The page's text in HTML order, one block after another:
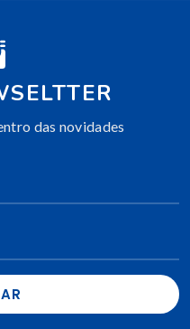
das novidades